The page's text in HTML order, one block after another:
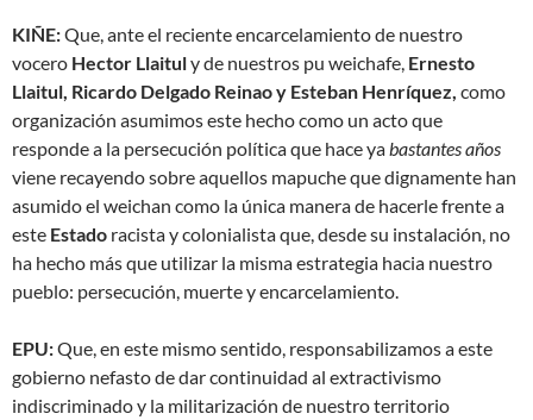
KIÑE:Que, ante el reciente encarcelamiento de nuestro
vocero Hector Llaituly de nuestros pu weichafe, Ernesto
Llaitul, Ricardo Delgado Reinao y Esteban Henríquez, como
organización asumimos este hecho como un acto que
responde a la persecución política que hace yabastantes años
viene recayendo sobre aquellos mapuche que dignamente han
asumido el weichan como la única manera de hacerle frente a
este Estado racista y colonialista que, desde su instalación, no
ha hecho más que utilizar la misma estrategia hacia nuestro
pueblo: persecución, muerte y encarcelamiento.
EPU:Que, en este mismo sentido, responsabilizamos a este
gobierno nefasto de dar continuidad al extractivismo
indiscriminado y la militarización de nuestro territorio